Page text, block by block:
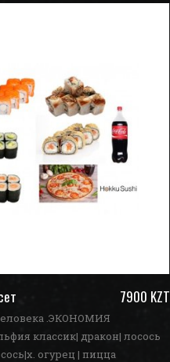
7900 KZT
.ЭКОНОМИЯ
классик| дракон| лосось
огурец | пицца